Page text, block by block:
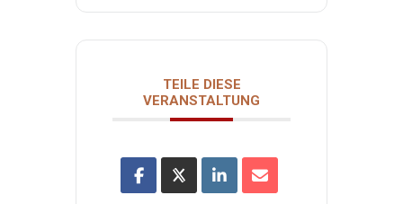
TEILE DIESE
VERANSTALTUNG